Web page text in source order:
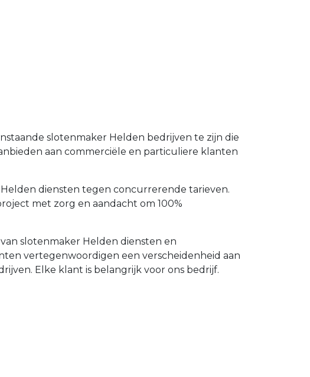
slotenmaker Helden bedrijven te zijn die
aan commerciële en particuliere klanten
diensten tegen concurrerende tarieven.
met zorg en aandacht om 100%
slotenmaker Helden diensten en
vertegenwoordigen een verscheidenheid aan
Elke klant is belangrijk voor ons bedrijf.